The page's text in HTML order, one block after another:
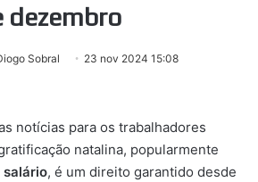
dezembro
Sobral 23 nov 2024 15:08
notícias para os trabalhadores
natalina, popularmente
salário, é um direito garantido desde